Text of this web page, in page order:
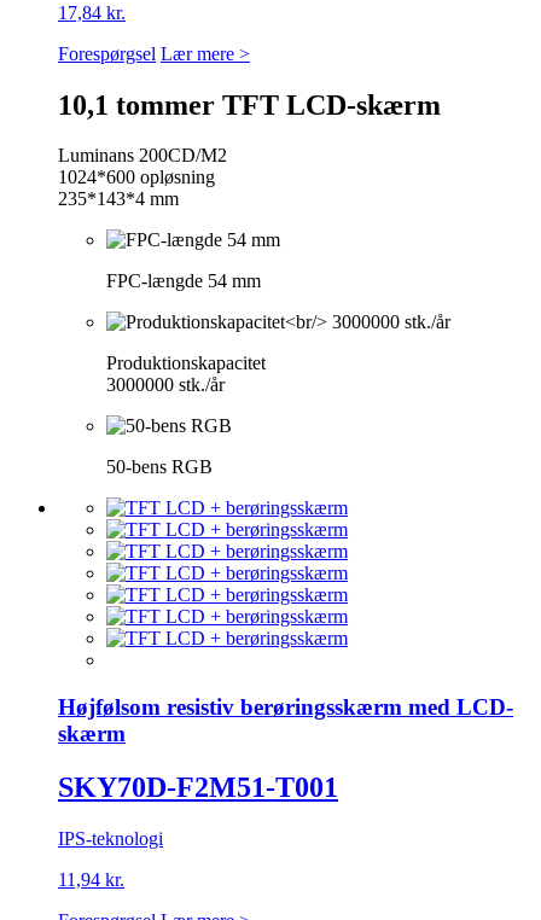
17,84 kr.
Forespørgsel Lær mere >
10,1 tommer TFT LCD-skærm
Luminans 200CD/M2
1024*600 opløsning
235*143*4 mm
FPC-længde 54 mm
Produktionskapacitet
3000000 stk./år
50-bens RGB
Højfølsom resistiv berøringsskærm med LCD-
skærm
SKY70D-F2M51-T001
IPS-teknologi
11,94 kr.